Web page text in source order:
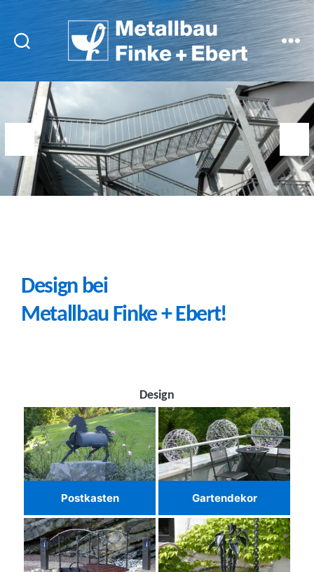
Metallbau
Finke
Ebert
Menü
Design bei
Metallbau Finke + Ebert!
Design
Postkasten Gartendekor